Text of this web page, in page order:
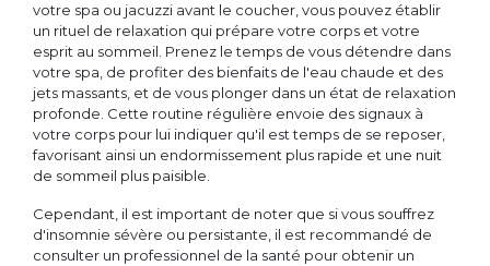
votre spa ou jacuzzi avant le coucher, vous pouvez établir
un rituel de relaxation qui prépare votre corps et votre
esprit au sommeil. Prenez le temps de vous détendre dans
votre spa, de profiter des bienfaits de l'eau chaude et des
jets massants, et de vous plonger dans un état de relaxation
profonde. Cette routine régulière envoie des signaux à
votre corps pour lui indiquer qu'il est temps de se reposer,
favorisant ainsi un endormissement plus rapide et une nuit
de sommeil plus paisible.
Cependant, il est important de noter que si vous souffrez
d'insomnie sévère ou persistante, il est recommandé de
consulter un professionnel de la santé pour obtenir un